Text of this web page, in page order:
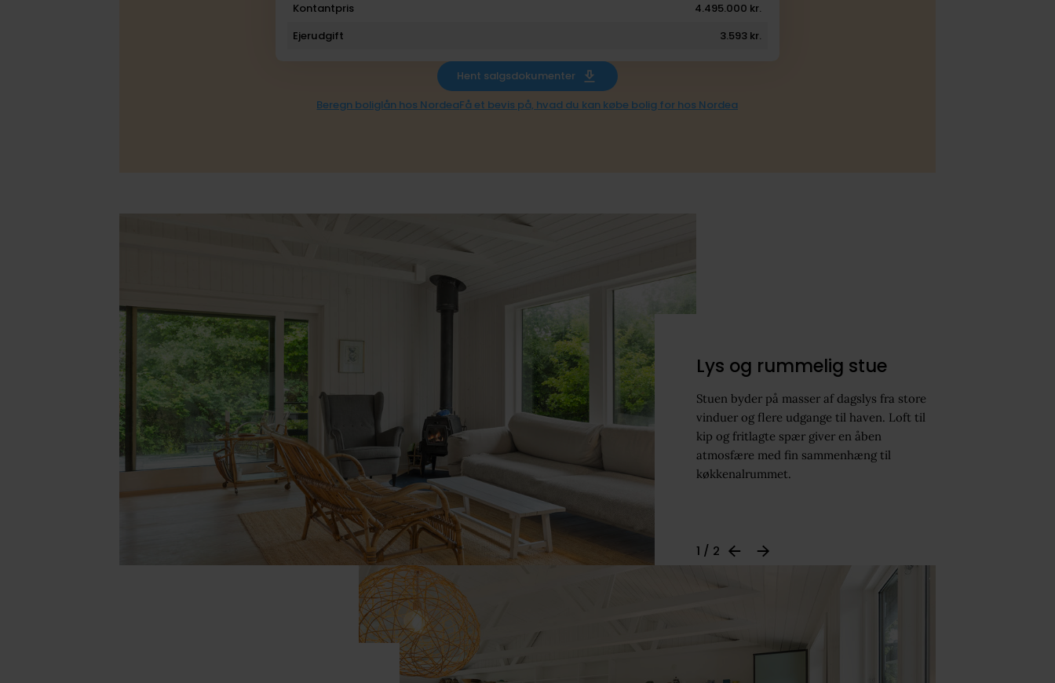
Kontantpris
4.495.000 kr.
Ejerudgift
3.593 kr.
Hent salgsdokumenter
Beregn boliglån hos NordeaFå et bevis på, hvad du kan købe bolig for hos Nordea
Lys og rummelig stue
Stuen byder på masser af dagslys fra store
vinduer og flere udgange til haven. Loft til
kip og fritlagte spær giver en åben
atmosfære med fin sammenhæng til
køkkenalrummet.
1 / 2